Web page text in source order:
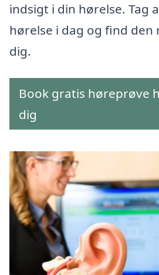
indsigt i din hørelse. Tag
hørelse i dag og find
dig.
Book gratis høreprøve
dig